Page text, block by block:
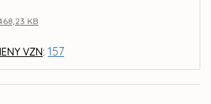
KB
VZN: 157